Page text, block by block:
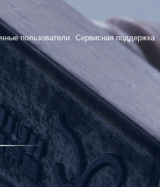
пользователи Сервисная поддержка